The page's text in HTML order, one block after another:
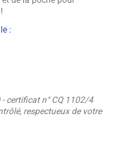
:
certificat n° CQ 1102/4
respectueux de votre